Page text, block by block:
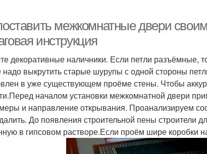
межкомнатные двери
инструкция
декоративные наличники. Если петли разъёмные,
надо выкрутить старые шурупы с одной стороны
в уже существующем проёме стены. Чтобы
началом установки межкомнатной двери
и направление открывания. Проанализируем
До появления строительной пены строители
в гипсовом растворе.Если проём шире коробки